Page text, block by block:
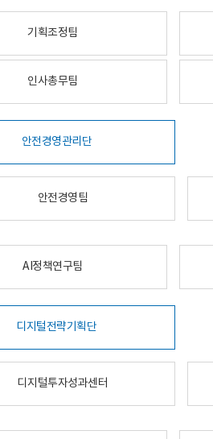
기획조정팀
인사총무팀
안전경영관리단
안전경영팀
AI정책연구팀
디지털전략기획단
디지털투자성과센터